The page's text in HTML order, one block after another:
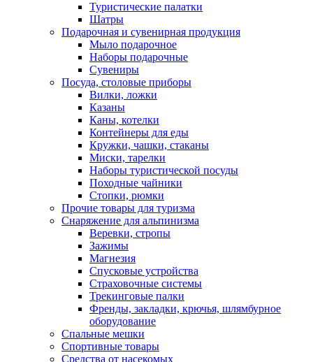
Туристические палатки
Шатры
Подарочная и сувенирная продукция
Мыло подарочное
Наборы подарочные
Сувениры
Посуда, столовые приборы
Вилки, ложки
Казаны
Каны, котелки
Контейнеры для еды
Кружки, чашки, стаканы
Миски, тарелки
Наборы туристической посуды
Походные чайники
Стопки, рюмки
Прочие товары для туризма
Снаряжение для альпинизма
Веревки, стропы
Зажимы
Магнезия
Спусковые устройства
Страховочные системы
Трекинговые палки
Френды, закладки, крючья, шлямбурное
оборудование
Спальные мешки
Спортивные товары
Средства от насекомых